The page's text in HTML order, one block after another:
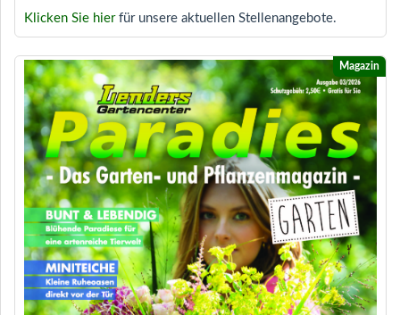
Klicken Sie hierfür unsere aktuellen Stellenangebote.